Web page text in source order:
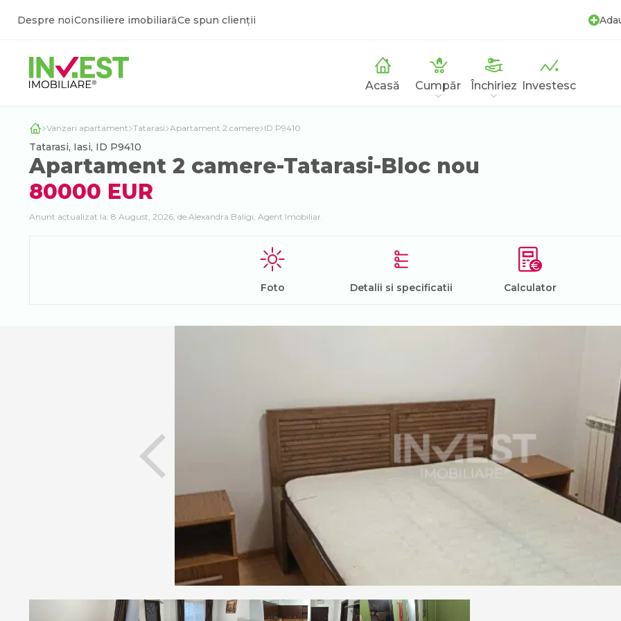
Despre noiConsiliere imobiliarăCe spun clienții
Acasă Cumpăr Închiriez Investesc
Vanzari apartament Tatarasi Apartament 2 camere ID P9410
Tatarasi, Iasi, ID P9410
Apartament 2 camere-Tatarasi-Bloc nou
80000 EUR
Anunt actualizat la: 8 August, 2026, de Alexandra Baligi, Agent Imobiliar.
Foto Detalii si specificatii Calculator